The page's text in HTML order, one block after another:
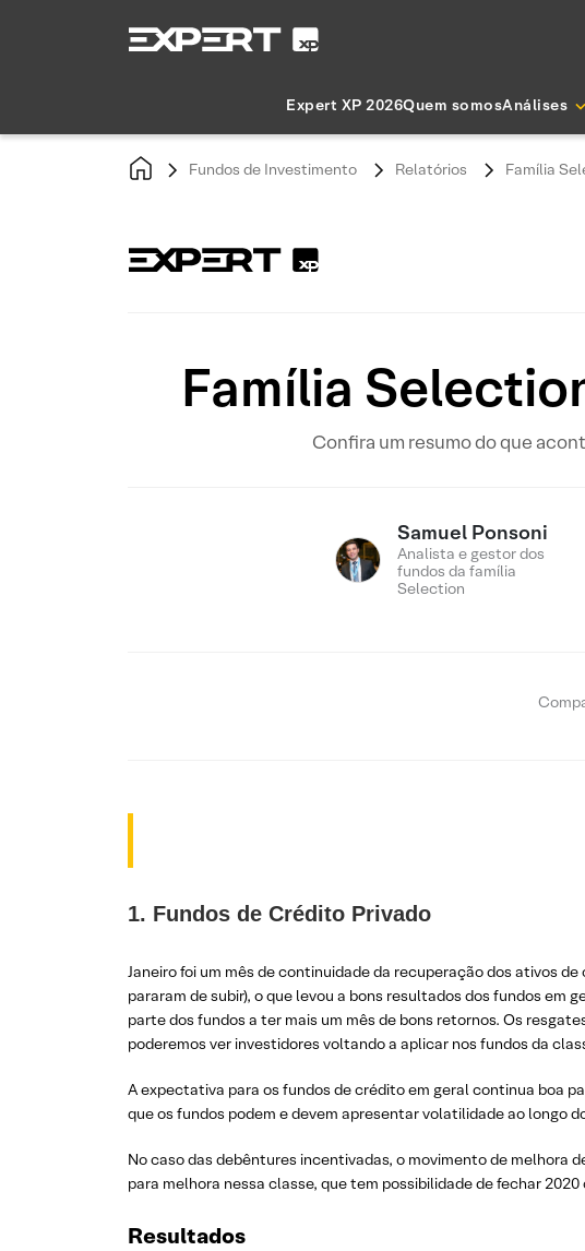
Expert XP 2026Quem somosAnálises
Fundos de Investimento Relatórios Família
Família
Confira um resumo do que
Samuel Ponsoni
Analista e gestor dos
fundos da família
Selection
1. Fundos de Crédito Privado
Janeiro foi um mês de continuidade da recuperação dos ativos
pararam de subir), o que levou a bons resultados dos fundos em
parte dos fundos a ter mais um mês de bons retornos. Os
poderemos ver investidores voltando a aplicar nos fundos da
A expectativa para os fundos de crédito em geral continua boa
que os fundos podem e devem apresentar volatilidade ao longo
No caso das debêntures incentivadas, o movimento de melhora
para melhora nessa classe, que tem possibilidade de fechar
Resultados